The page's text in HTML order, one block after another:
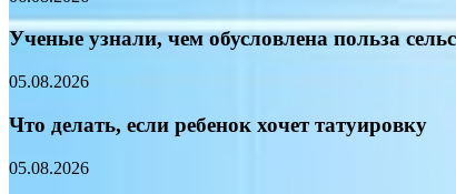
Ученые узнали, чем обусловлена польза
05.08.2026
Что делать, если ребенок хочет татуировку
05.08.2026